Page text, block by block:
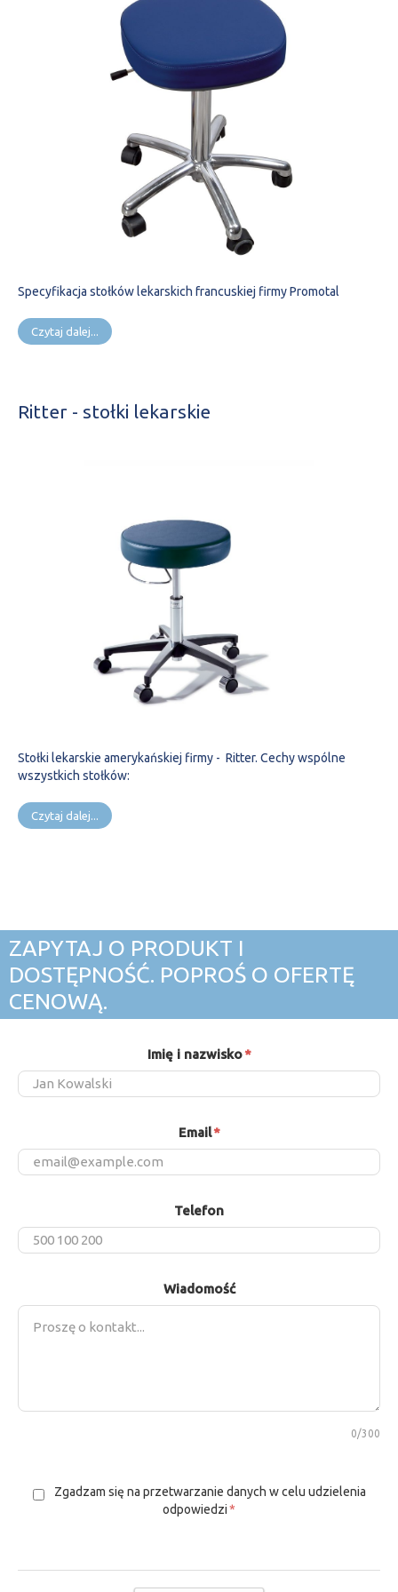
Specyfikacja stołków lekarskich francuskiej firmy Promotal
Czytaj dalej...
Ritter - stołki lekarskie
Stołki lekarskie amerykańskiej firmy - Ritter. Cechy wspólne
wszystkich stołków:
Czytaj dalej...
ZAPYTAJ O PRODUKT I
DOSTĘPNOŚĆ. POPROŚ O OFERTĘ
CENOWĄ.
Imię i nazwisko*
Email*
Telefon
Wiadomość
0/300
Zgadzam się na przetwarzanie danych w celu udzielenia
odpowiedzi*